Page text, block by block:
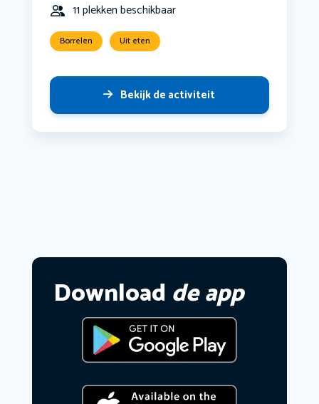
11 plekken beschikbaar
Borrelen Uit eten
Bekijk de activiteit
Download de app